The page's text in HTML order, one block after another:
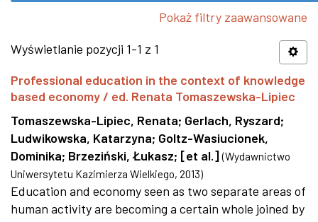
Pokaż filtry zaawansowane
Wyświetlanie pozycji 1-1 z 1
Professional education in the context of knowledge
based economy / ed. Renata Tomaszewska-Lipiec
Tomaszewska-Lipiec, Renata; Gerlach, Ryszard;
Ludwikowska, Katarzyna; Goltz-Wasiucionek,
Dominika; Brzeziński, Łukasz; [et al.] (Wydawnictwo
Uniwersytetu Kazimierza Wielkiego, 2013)
Education and economy seen as two separate areas of
human activity are becoming a certain whole joined by